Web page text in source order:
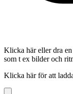
Klicka här eller dra
som t ex bilder och
Klicka här för att